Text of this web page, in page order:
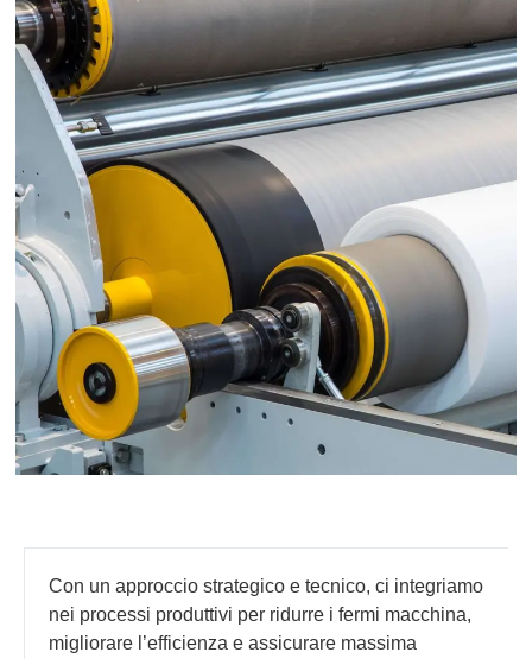
Con un approccio strategico e tecnico, ci integriamo
nei processi produttivi per ridurre i fermi macchina,
migliorare l’efficienza e assicurare massima